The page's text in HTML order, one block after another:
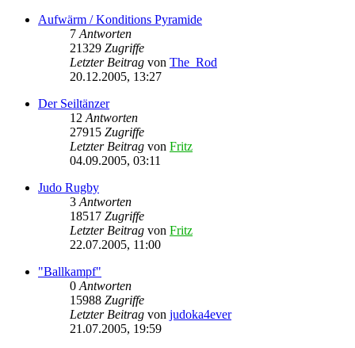
Aufwärm / Konditions Pyramide
7 Antworten
21329 Zugriffe
Letzter Beitrag von The_Rod
20.12.2005, 13:27
Der Seiltänzer
12 Antworten
27915 Zugriffe
Letzter Beitrag von Fritz
04.09.2005, 03:11
Judo Rugby
3 Antworten
18517 Zugriffe
Letzter Beitrag von Fritz
22.07.2005, 11:00
"Ballkampf"
0 Antworten
15988 Zugriffe
Letzter Beitrag von judoka4ever
21.07.2005, 19:59